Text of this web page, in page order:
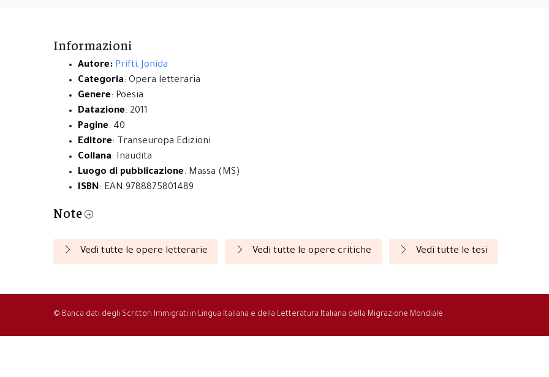
Informazioni
Autore: Prifti, Jonida
Categoria: Opera letteraria
Genere: Poesia
Datazione: 2011
Pagine: 40
Editore: Transeuropa Edizioni
Collana: Inaudita
Luogo di pubblicazione: Massa (MS)
ISBN: EAN 9788875801489
Note
Vedi tutte le opere letterarie Vedi tutte le opere critiche Vedi tutte le tesi
© Banca dati degli Scrittori Immigrati in Lingua Italiana e della Letteratura Italiana della Migrazione Mondiale